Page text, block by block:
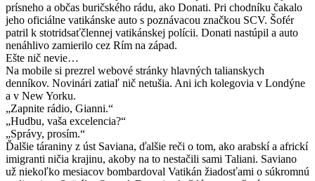
prísneho a občas buričského rádu, ako Donati. Pri chodníku čakalo
jeho oficiálne vatikánske auto s poznávacou značkou SCV. Šofér
patril k stotridsaťčlennej vatikánskej polícii. Donati nastúpil a auto
nenáhlivo zamierilo cez Rím na západ.
Ešte nič nevie…
Na mobile si prezrel webové stránky hlavných talianskych
denníkov. Novinári zatiaľ nič netušia. Ani ich kolegovia v Londýne
a v New Yorku.
„Zapnite rádio, Gianni.“
„Hudbu, vaša excelencia?“
„Správy, prosím.“
Ďalšie táraniny z úst Saviana, ďalšie reči o tom, ako arabskí a africkí
imigranti ničia krajinu, akoby na to nestačili sami Taliani. Saviano
už niekoľko mesiacov bombardoval Vatikán žiadosťami o súkromnú